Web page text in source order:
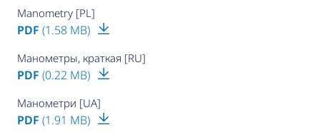
Manometry [PL]
PDF (1.58 MB)
Манометры, краткая [RU]
PDF (0.22 MB)
Манометри [UA]
PDF (1.91 MB)